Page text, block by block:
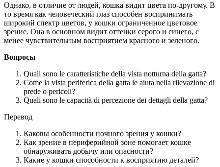
Однако, в отличие от людей, кошка видит цвета по-другому. В
то время как человеческий глаз способен воспринимать
широкий спектр цветов, у кошки ограниченное цветовое
зрение. Она в основном видит оттенки серого и синего, с
менее чувствительным восприятием красного и зеленого.
Вопросы
Quali sono le caratteristiche della vista notturna della gatta?
Come la vista periferica della gatta le aiuta nella rilevazione di
prede o pericoli?
Quali sono le capacità di percezione dei dettagli della gatta?
Перевод
Каковы особенности ночного зрения у кошки?
Как зрение в периферийной зоне помогает кошке
обнаруживать добычу или опасности?
Какие у кошки способности к восприятию деталей?